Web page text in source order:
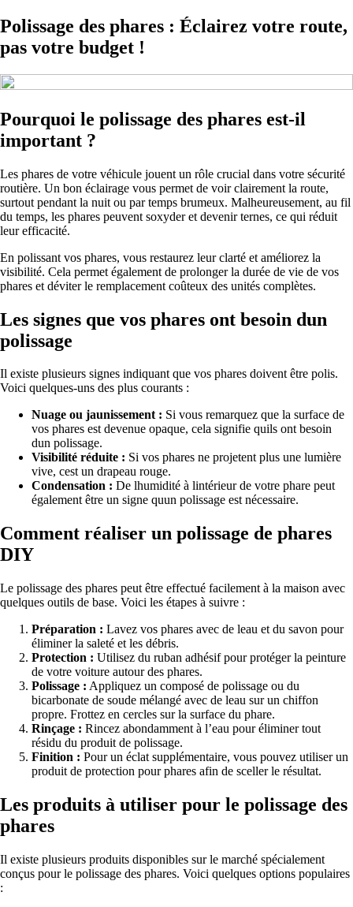
Polissage des phares : Éclairez votre route,
pas votre budget !
Pourquoi le polissage des phares est-il
important ?
Les phares de votre véhicule jouent un rôle crucial dans votre sécurité
routière. Un bon éclairage vous permet de voir clairement la route,
surtout pendant la nuit ou par temps brumeux. Malheureusement, au fil
du temps, les phares peuvent soxyder et devenir ternes, ce qui réduit
leur efficacité.
En polissant vos phares, vous restaurez leur clarté et améliorez la
visibilité. Cela permet également de prolonger la durée de vie de vos
phares et déviter le remplacement coûteux des unités complètes.
Les signes que vos phares ont besoin dun
polissage
Il existe plusieurs signes indiquant que vos phares doivent être polis.
Voici quelques-uns des plus courants :
Nuage ou jaunissement : Si vous remarquez que la surface de
vos phares est devenue opaque, cela signifie quils ont besoin
dun polissage.
Visibilité réduite : Si vos phares ne projetent plus une lumière
vive, cest un drapeau rouge.
Condensation : De lhumidité à lintérieur de votre phare peut
également être un signe quun polissage est nécessaire.
Comment réaliser un polissage de phares
DIY
Le polissage des phares peut être effectué facilement à la maison avec
quelques outils de base. Voici les étapes à suivre :
Préparation : Lavez vos phares avec de leau et du savon pour
éliminer la saleté et les débris.
Protection : Utilisez du ruban adhésif pour protéger la peinture
de votre voiture autour des phares.
Polissage : Appliquez un composé de polissage ou du
bicarbonate de soude mélangé avec de leau sur un chiffon
propre. Frottez en cercles sur la surface du phare.
Rinçage : Rincez abondamment à l’eau pour éliminer tout
résidu du produit de polissage.
Finition : Pour un éclat supplémentaire, vous pouvez utiliser un
produit de protection pour phares afin de sceller le résultat.
Les produits à utiliser pour le polissage des
phares
Il existe plusieurs produits disponibles sur le marché spécialement
conçus pour le polissage des phares. Voici quelques options populaires
: